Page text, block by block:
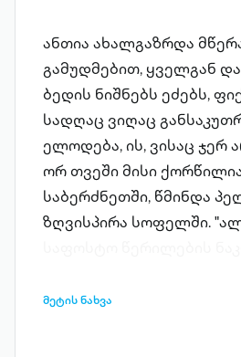
ანთია ახალგაზრდა
გამუდმებით, ყველგან
ბედის ნიშნებს ეძებს,
სადღაც ვიღაც
ელოდება, ის, ვისაც ჯერ
ორ თვეში მისი
საბერძნეთში, წმინდა
ზღვისპირა სოფელში.
შემდგარი რომანია.
მეტის ნახვა